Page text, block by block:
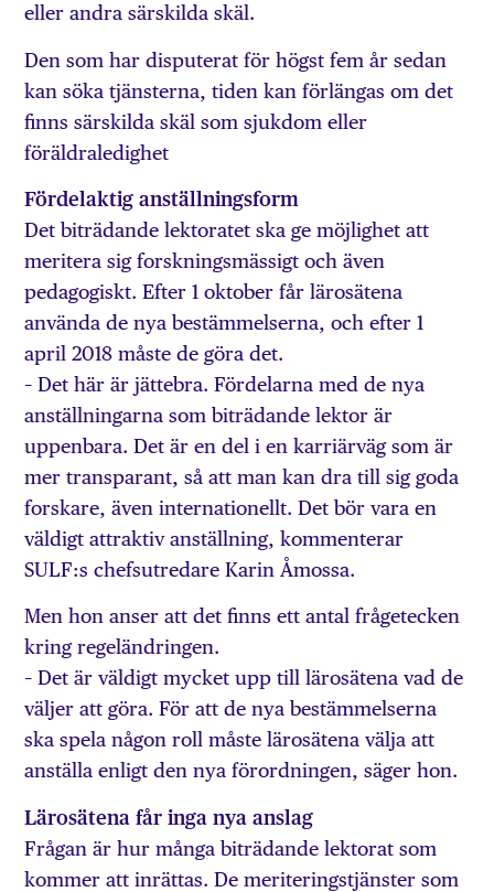
eller andra särskilda skäl.
Den som har disputerat för högst fem år sedan
kan söka tjänsterna, tiden kan förlängas om det
finns särskilda skäl som sjukdom eller
föräldraledighet
Fördelaktig anställningsform
Det biträdande lektoratet ska ge möjlighet att
meritera sig forskningsmässigt och även
pedagogiskt. Efter 1 oktober får lärosätena
använda de nya bestämmelserna, och efter 1
april 2018 måste de göra det.
– Det här är jättebra. Fördelarna med de nya
anställningarna som biträdande lektor är
uppenbara. Det är en del i en karriärväg som är
mer transparant, så att man kan dra till sig goda
forskare, även internationellt. Det bör vara en
väldigt attraktiv anställning, kommenterar
SULF:s chefsutredare Karin Åmossa.
Men hon anser att det finns ett antal frågetecken
kring regeländringen.
– Det är väldigt mycket upp till lärosätena vad de
väljer att göra. För att de nya bestämmelserna
ska spela någon roll måste lärosätena välja att
anställa enligt den nya förordningen, säger hon.
Lärosätena får inga nya anslag
Frågan är hur många biträdande lektorat som
kommer att inrättas. De meriteringstjänster som